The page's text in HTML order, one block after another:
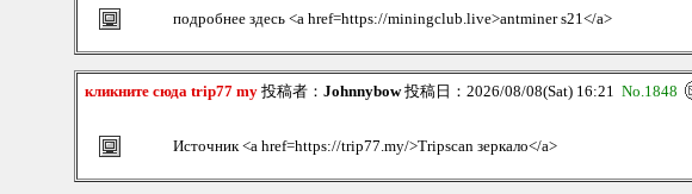
подробнее здесь <a href=https://miningclub.live>antminer s21</a>
кликните сюда trip77 my投稿者： Johnnybow投稿日：2026/08/08(Sat) 16:21 No.1848
Источник <a href=https://trip77.my/>Tripscan зеркало</a>